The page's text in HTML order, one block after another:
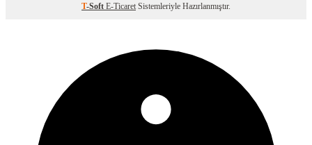
T-Soft E-Ticaret Sistemleriyle Hazırlanmıştır.